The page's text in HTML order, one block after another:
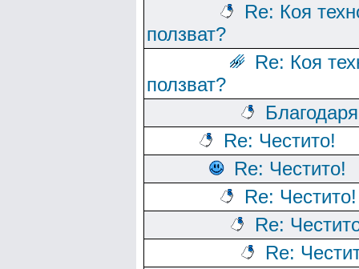
Re: Коя
ползват?
Re: Коя
ползват?
Благодаря
Re: Честито!
Re: Честито!
Re: Честито!
Re:
Re: